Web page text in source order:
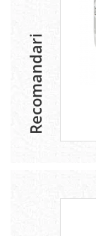
Recomandari